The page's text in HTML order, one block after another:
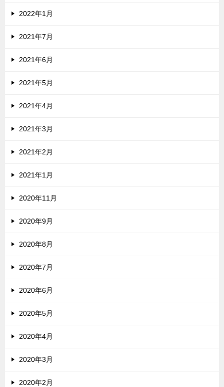
2022年1月
2021年7月
2021年6月
2021年5月
2021年4月
2021年3月
2021年2月
2021年1月
2020年11月
2020年9月
2020年8月
2020年7月
2020年6月
2020年5月
2020年4月
2020年3月
2020年2月